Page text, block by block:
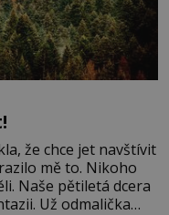
že chce jet navštívit
mě to. Nikoho
Naše pětiletá dcera
Už odmalička